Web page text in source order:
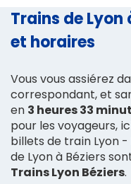
Trains de Lyon
et horaires
Vous vous assiérez
correspondant, et
en 3 heures 33
pour les voyageurs,
billets de train Lyon -
de Lyon à Béziers
Trains Lyon Béziers.